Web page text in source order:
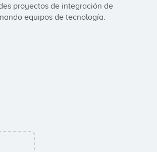
proyectos de integración de
equipos de tecnología.